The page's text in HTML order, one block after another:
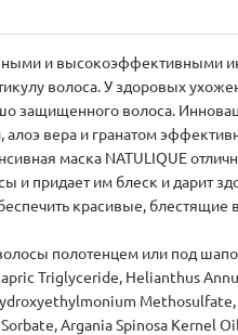
и высокоэффективными
волоса. У здоровых
защищенного волоса.
вера и гранатом
маска NATULIQUE
придает им блеск и дарит
красивые,
полотенцем или под
Triglyceride, Helianthus
Argania Spinosa Kernel